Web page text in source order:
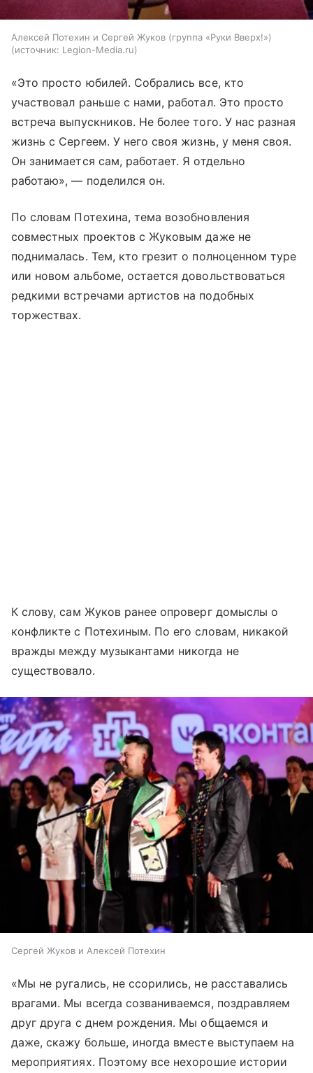
Алексей Потехин и Сергей Жуков (группа «Руки Вверх!»)
источник: Legion-Media.ru
«Это просто юбилей. Собрались все, кто
участвовал раньше с нами, работал. Это просто
встреча выпускников. Не более того. У нас разная
жизнь с Сергеем. У него своя жизнь, у меня своя.
Он занимается сам, работает. Я отдельно
работаю», — поделился он.
По словам Потехина, тема возобновления
совместных проектов с Жуковым даже не
поднималась. Тем, кто грезит о полноценном туре
или новом альбоме, остается довольствоваться
редкими встречами артистов на подобных
торжествах.
К слову, сам Жуков ранее опроверг домыслы о
конфликте с Потехиным. По его словам, никакой
вражды между музыкантами никогда не
существовало.
Сергей Жуков и Алексей Потехин
«Мы не ругались, не ссорились, не расставались
врагами. Мы всегда созваниваемся, поздравляем
друг друга с днем рождения. Мы общаемся и
даже, скажу больше, иногда вместе выступаем на
мероприятиях. Поэтому все нехорошие истории